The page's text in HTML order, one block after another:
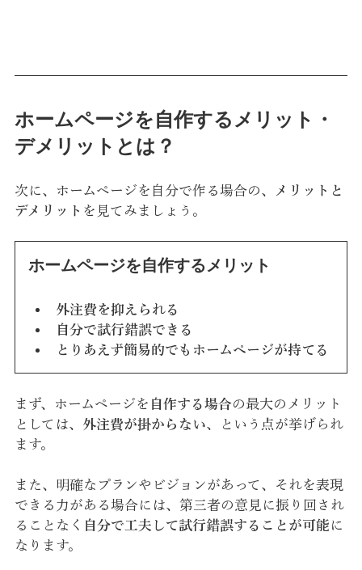
ホームページを自作するメリット・
デメリットとは？
次に、ホームページを自分で作る場合の、
メリットと
デメリット を見てみましょう。
ホームページを自作するメリット
外注費を抑えられる
自分で試行錯誤できる
とりあえず簡易的でもホームページが持てる
まず、ホームページを 自作する場合の最大のメリット
としては、 外注費が掛からない、という点が挙げられ
ます。
また、明確なプランやビジョンがあって、それを表現
できる力がある場合には、第三者の意見に振り回され
ることなく 自分で工夫して試行錯誤することが可能 に
なります。